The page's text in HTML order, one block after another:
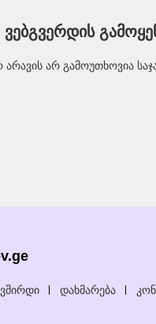
ვებგვერდის
არავის არ გამოუთხოვია
დახმარება